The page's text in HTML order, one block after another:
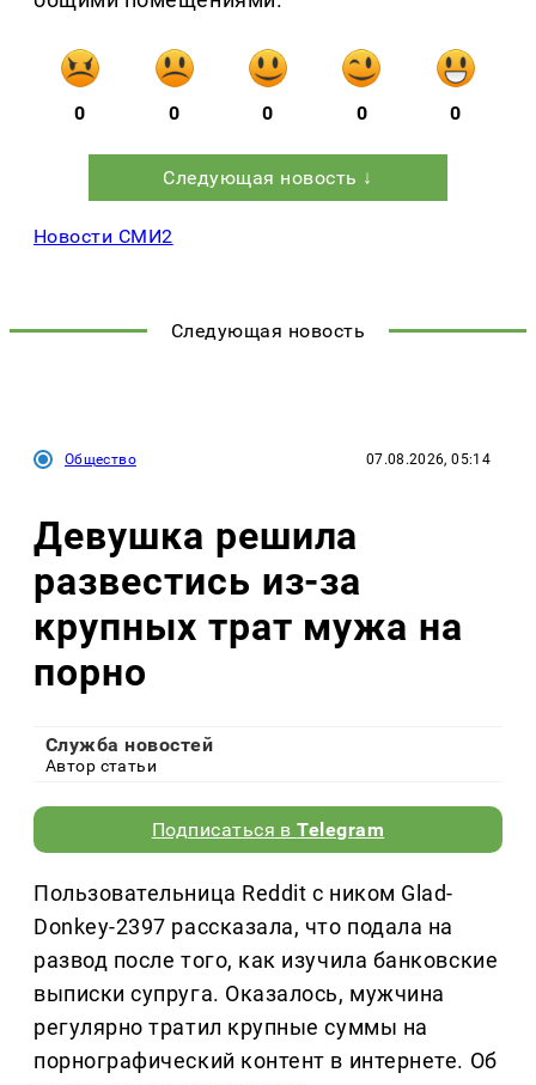
0 0 0 0 0
Следующая новость ↓
Новости СМИ2
Следующая новость
Общество 07.08.2026, 05:14
Девушка решила
развестись из-за
крупных трат мужа на
порно
Служба новостей
Автор статьи
Подписаться вTelegram
Пользовательница Reddit с ником Glad-
Donkey-2397 рассказала, что подала на
развод после того, как изучила банковские
выписки супруга. Оказалось, мужчина
регулярно тратил крупные суммы на
порнографический контент в интернете. Об